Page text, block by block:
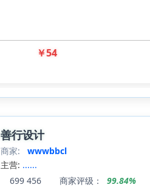
￥54
善行设计
商家:
wwwbbcl
主营: ......
699 456 商家评级： 99.84%